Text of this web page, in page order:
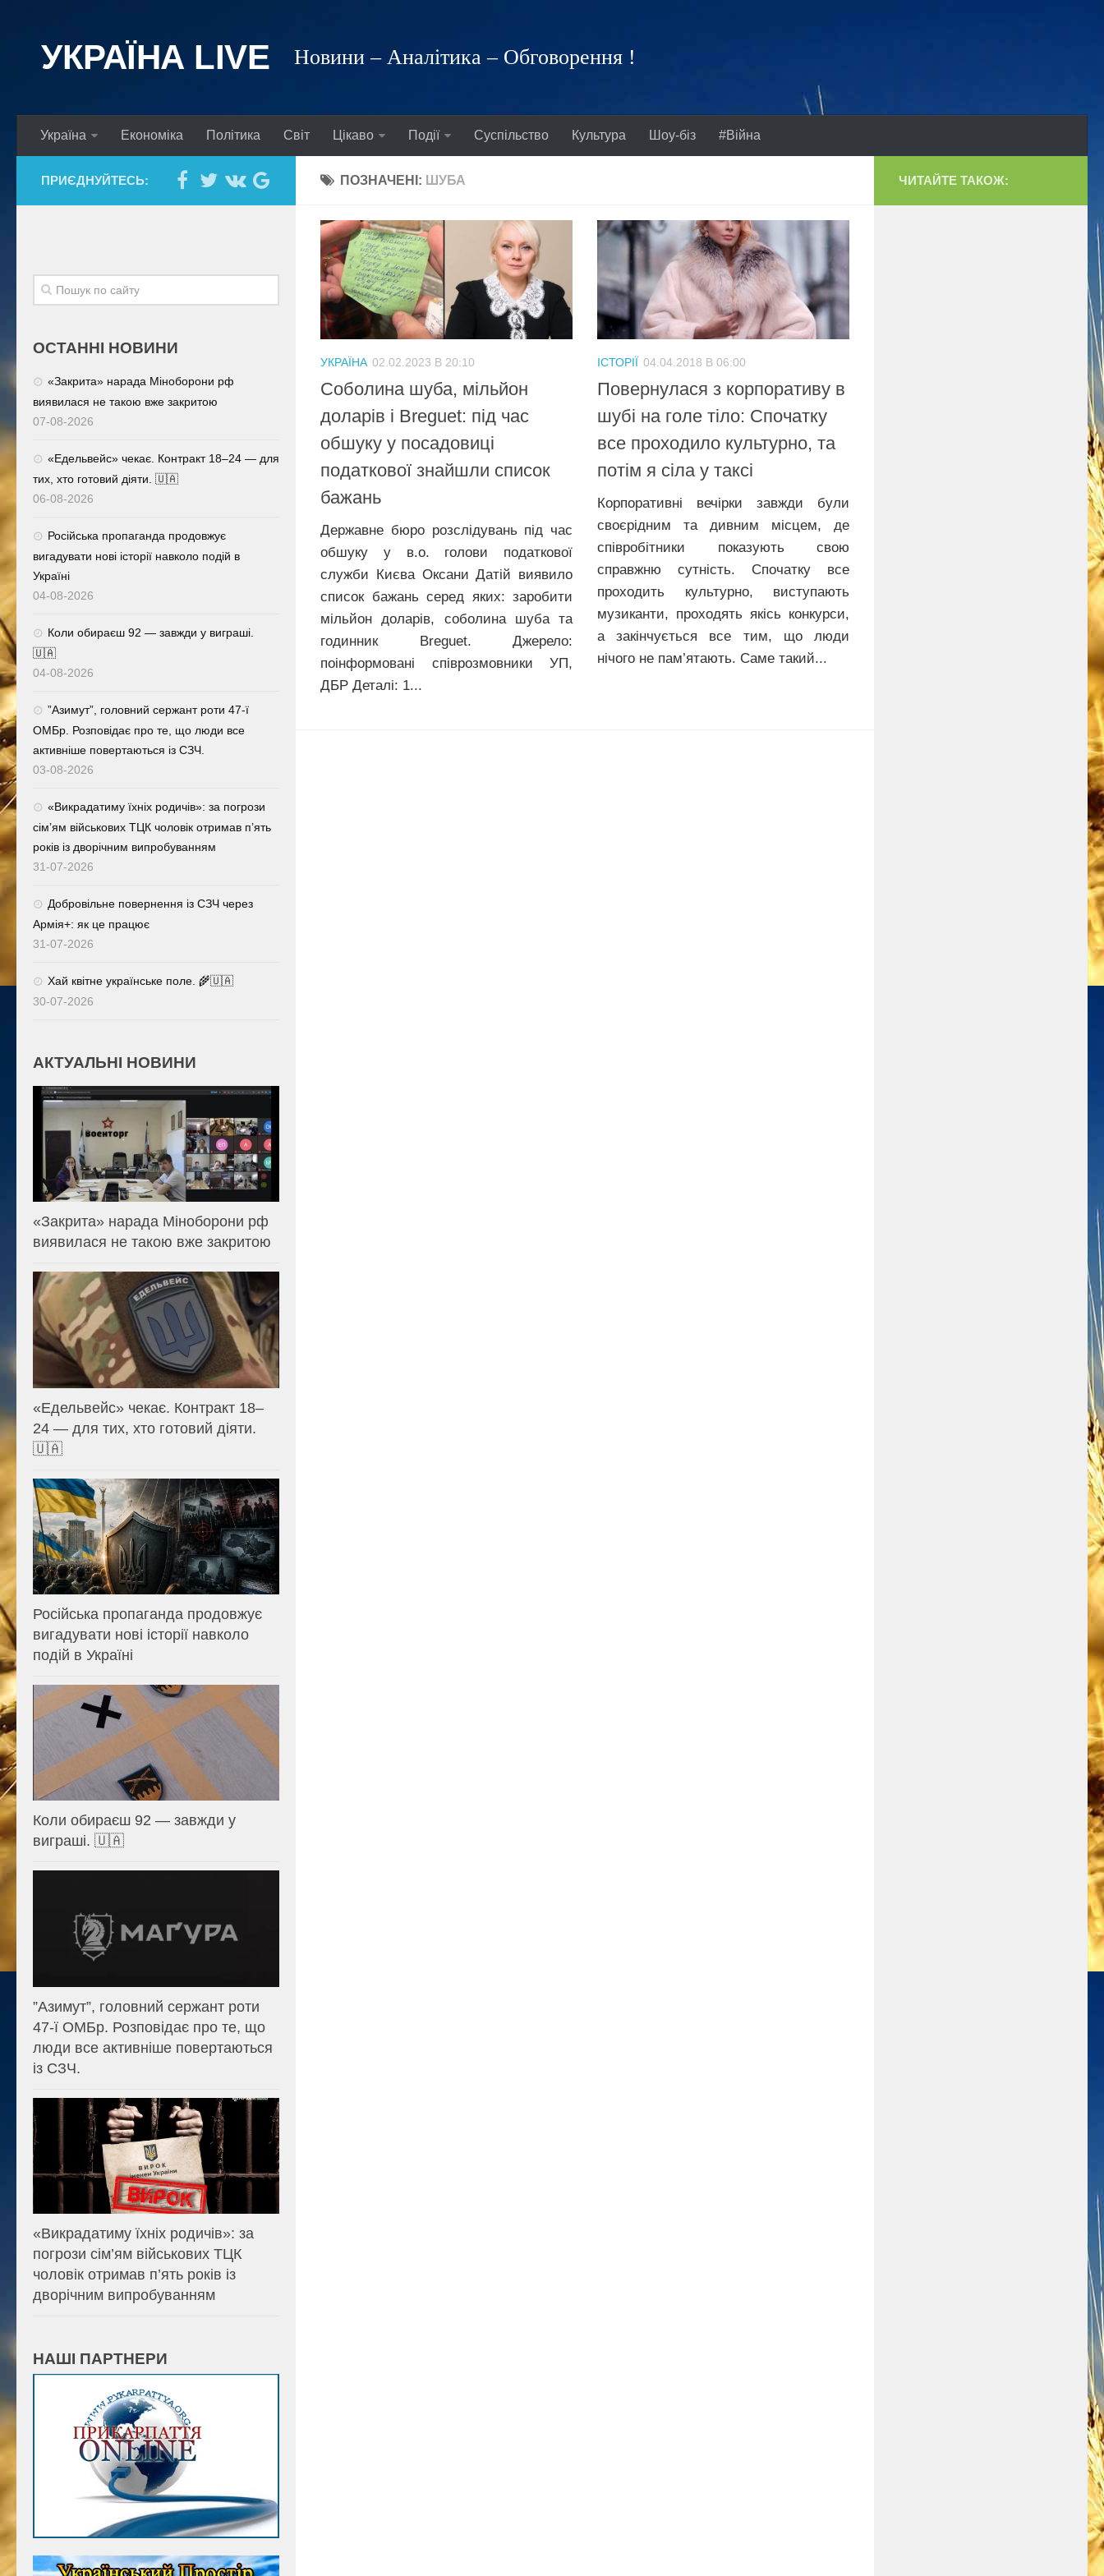
УКРАЇНА LIVE Новини – Аналітика – Обговорення !
Україна Економіка Політика Світ Цікаво Події Суспільство Культура Шоу-біз #Війна
ПОЗНАЧЕНІ: ШУБА
УКРАЇНА 02.02.2023 В 20:10
Соболина шуба, мільйон
доларів і Breguet: під час
обшуку у посадовиці
податкової знайшли список
бажань
Державне бюро розслідувань під час
обшуку у в.о. голови податкової
служби Києва Оксани Датій виявило
список бажань серед яких: заробити
мільйон доларів, соболина шуба та
годинник Breguet. Джерело:
поінформовані співрозмовники УП,
ДБР Деталі: 1...
ІСТОРІЇ 04.04.2018 В 06:00
Повернулася з корпоративу в
шубі на голе тіло: Спочатку
все проходило культурно, та
потім я сіла у таксі
Корпоративні вечірки завжди були
своєрідним та дивним місцем, де
співробітники показують свою
справжню сутність. Спочатку все
проходить культурно, виступають
музиканти, проходять якісь конкурси,
а закінчується все тим, що люди
нічого не пам’ятають. Саме такий...
ПРИЄДНУЙТЕСЬ:
ОСТАННІ НОВИНИ
«Закрита» нарада Міноборони рф
виявилася не такою вже закритою
07-08-2026
«Едельвейс» чекає. Контракт 18–24 — для
тих, хто готовий діяти. 🇺🇦
06-08-2026
Російська пропаганда продовжує
вигадувати нові історії навколо подій в
Україні
04-08-2026
Коли обираєш 92 — завжди у виграші.
🇺🇦
04-08-2026
⁨”Азимут”, головний сержант роти 47-ї
ОМБр. Розповідає про те, що люди все
активніше повертаються із СЗЧ.
03-08-2026
«Викрадатиму їхніх родичів»: за погрози
сім’ям військових ТЦК чоловік отримав п’ять
років із дворічним випробуванням
31-07-2026
Добровільне повернення із СЗЧ через
Армія+: як це працює
31-07-2026
Хай квітне українське поле. 🌾🇺🇦
30-07-2026
АКТУАЛЬНІ НОВИНИ
«Закрита» нарада Міноборони рф
виявилася не такою вже закритою
«Едельвейс» чекає. Контракт 18–
24 — для тих, хто готовий діяти.
🇺🇦
Російська пропаганда продовжує
вигадувати нові історії навколо
подій в Україні
Коли обираєш 92 — завжди у
виграші. 🇺🇦
⁨”Азимут”, головний сержант роти
47-ї ОМБр. Розповідає про те, що
люди все активніше повертаються
із СЗЧ.
«Викрадатиму їхніх родичів»: за
погрози сім’ям військових ТЦК
чоловік отримав п’ять років із
дворічним випробуванням
НАШІ ПАРТНЕРИ
ЧИТАЙТЕ ТАКОЖ: